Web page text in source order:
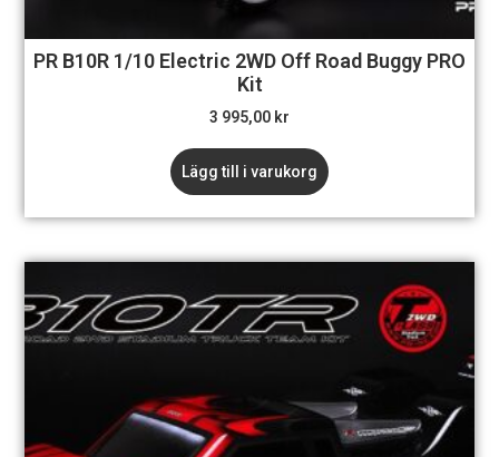
PR B10R 1/10 Electric 2WD Off Road Buggy PRO
Kit
3 995,00 kr
Lägg till i varukorg